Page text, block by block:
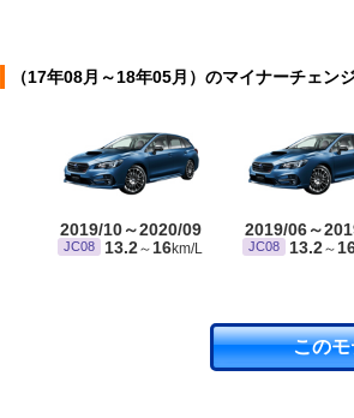
（17年08月～18年05月）のマイナーチェン
2019/10～2020/09
JC08 13.2～16km/L
2019/06～
JC08 13.2～
この